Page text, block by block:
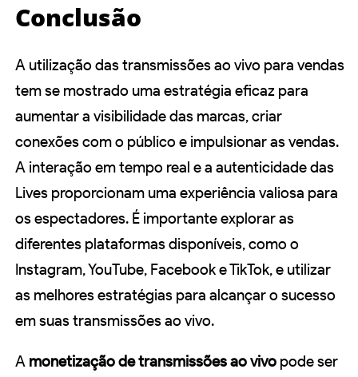
Conclusão
A utilização das transmissões ao vivo para vendas
tem se mostrado uma estratégia eficaz para
aumentar a visibilidade das marcas, criar
conexões com o público e impulsionar as vendas.
A interação em tempo real e a autenticidade das
Lives proporcionam uma experiência valiosa para
os espectadores. É importante explorar as
diferentes plataformas disponíveis, como o
Instagram, YouTube, Facebook e TikTok, e utilizar
as melhores estratégias para alcançar o sucesso
em suas transmissões ao vivo.
A monetização de transmissões ao vivo pode ser